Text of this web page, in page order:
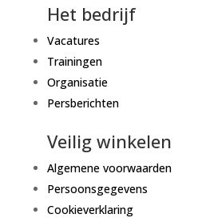
Het bedrijf
Vacatures
Trainingen
Organisatie
Persberichten
Veilig winkelen
Algemene voorwaarden
Persoonsgegevens
Cookieverklaring